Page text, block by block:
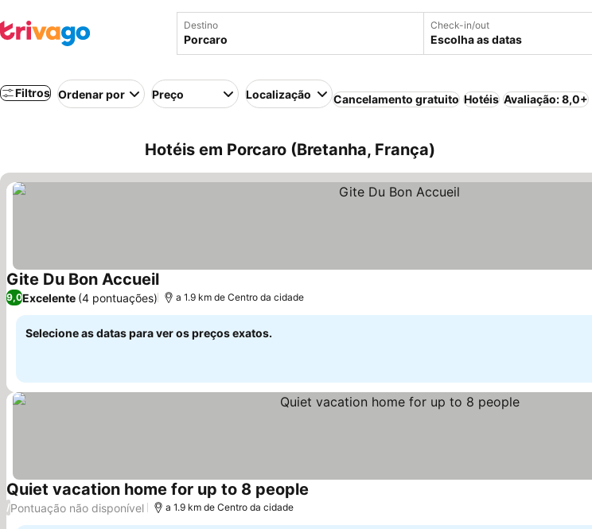
Destino Check-in/out
Escolha as datas
Filtros Ordenar por Preço Localização Cancelamento gratuito Hotéis Avaliação: 8,0+
Hotéis em Porcaro (Bretanha, França)
Gite Du Bon AccueilVer preços
9,0Excelente (4 pontuações) a 1.9 km de Centro da cidade
Selecione as datas para ver os preços exatos.
Quiet vacation home for up to 8 people
/Pontuação não disponível a 1.9 km de Centro da cidade